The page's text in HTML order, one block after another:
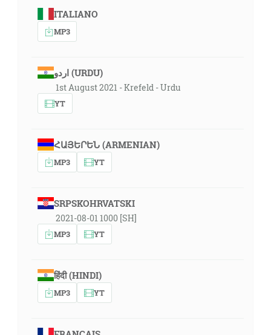
ITALIANO
MP3
اردو (URDU)
1st August 2021 - Krefeld - Urdu
YT
ՀԱՅԵՐԵՆ (ARMENIAN)
MP3 YT
SRPSKOHRVATSKI
2021-08-01 1000 [SH]
MP3 YT
हिंदी (HINDI)
MP3 YT